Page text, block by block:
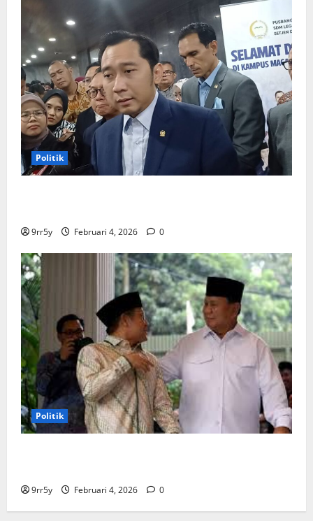
Politik
9rr5y Februari 4, 2026 0
Politik
9rr5y Februari 4, 2026 0